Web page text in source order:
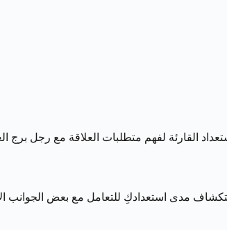
القارئة لفهم متطلبات العلاقة مع رجل برج
مدى استعدادكِ للتعامل مع بعض